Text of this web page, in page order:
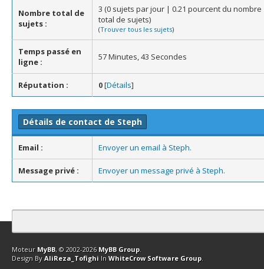
Nombre total de
sujets :
3 (0 sujets par jour | 0.21 pourcent du nombre
total de sujets)
(Trouver tous les sujets)
Temps passé en
ligne :
57 Minutes, 43 Secondes
Réputation : 0[Détails]
Détails de contact de Steph
Email : Envoyer un email à Steph.
Message privé : Envoyer un message privé à Steph.
Contact Club Affiliation Retourner en haut Version bas-débit
Moteur MyBB, © 2002-2026 MyBB Group.
Design By AliReza_Tofighi In WhiteCrow Software Group.